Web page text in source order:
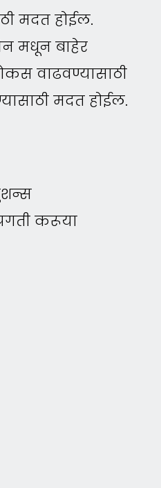
मदत होईल.
मधून बाहेर
वाढवण्यासाठी
मदत होईल.
करूया